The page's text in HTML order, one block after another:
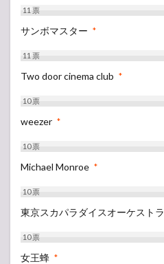
11票
サンボマスター *
11票
Two door cinema club *
10票
weezer *
10票
Michael Monroe *
10票
東京スカパラダイスオーケストラ
10票
女王蜂 *